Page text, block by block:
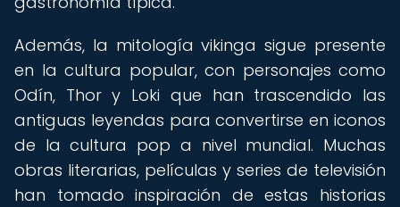
Además, la mitología vikinga sigue presente
en la cultura popular, con personajes como
Odín, Thor y Loki que han trascendido las
antiguas leyendas para convertirse en iconos
de la cultura pop a nivel mundial. Muchas
obras literarias, películas y series de televisión
han tomado inspiración de estas historias